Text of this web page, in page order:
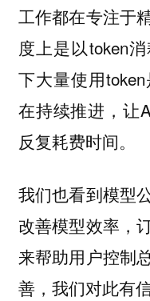
工作都在专注于
度上是以token
下大量使用
在持续推进，让
反复耗费时间。
我们也看到模型
改善模型效率，
来帮助用户控制
善，我们对此有信